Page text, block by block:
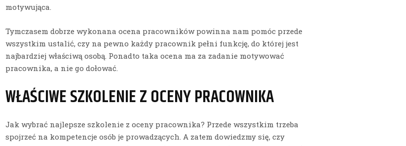
motywująca.
Tymczasem dobrze wykonana ocena pracowników powinna nam pomóc przede
wszystkim ustalić, czy na pewno każdy pracownik pełni funkcję, do której jest
najbardziej właściwą osobą. Ponadto taka ocena ma za zadanie motywować
pracownika, a nie go dołować.
WŁAŚCIWE SZKOLENIE Z OCENY PRACOWNIKA
Jak wybrać najlepsze szkolenie z oceny pracownika? Przede wszystkim trzeba
spojrzeć na kompetencje osób je prowadzących. A zatem dowiedzmy się, czy